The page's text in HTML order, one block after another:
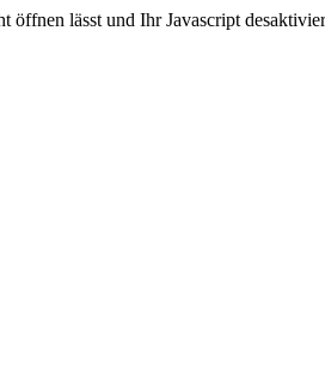
öffnen lässt und Ihr Javascript